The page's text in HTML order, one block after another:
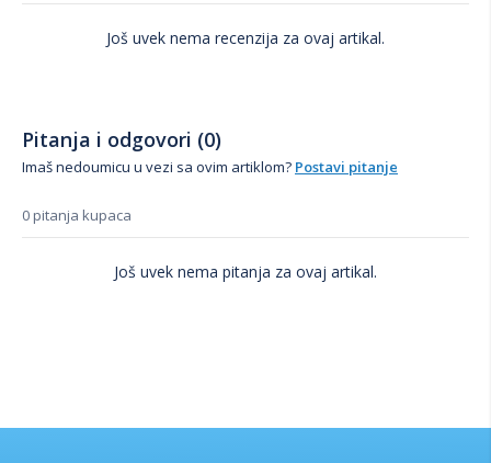
Još uvek nema recenzija za ovaj artikal.
Pitanja i odgovori (0)
Imaš nedoumicu u vezi sa ovim artiklom? Postavi pitanje
0 pitanja kupaca
Još uvek nema pitanja za ovaj artikal.